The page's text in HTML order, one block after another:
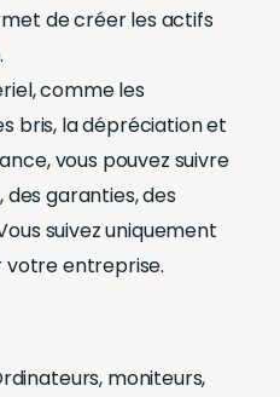
de créer les actifs
comme les
bris, la dépréciation et
vous pouvez suivre
des garanties, des
suivez uniquement
votre entreprise.
moniteurs,